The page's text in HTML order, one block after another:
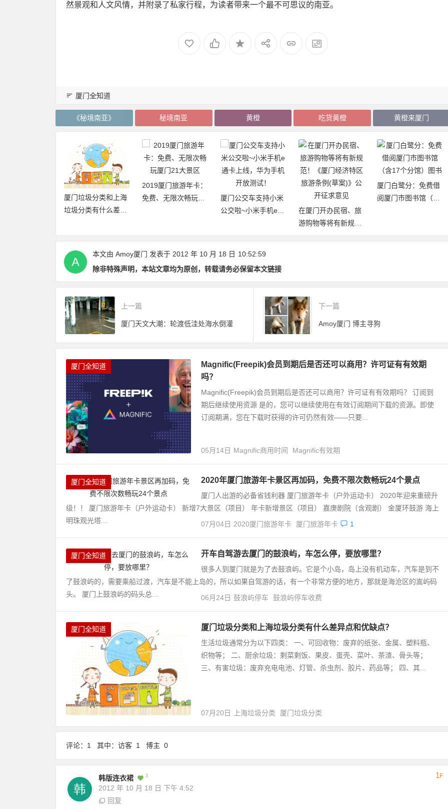
然景观和人文风情，并附录了私家行程，为读者带来一个最不可思议的南亚。
厦门全知道
《秘境南亚》 秘境南亚 黄橙 吃货黄橙 黄橙来厦门
厦门垃圾分类和上海
垃圾分类有什么差异
2019厦门旅游年卡：
免费、无限次畅玩厦
厦门公交车支持小米
公交啦~小米手机e通
放测试！
在厦门开办民宿、旅
游购物等将有新规
范！《厦门经济特区
厦门白鹭分：免费借
阅厦门市图书馆（含
本文由 Amoy厦门 发表于 2012 年 10 月 18 日 10:52:59
除非特殊声明，本站文章均为原创，转载请务必保留本文链接
上一篇
厦门天文大潮：轮渡低洼处海水倒灌
下一篇
Amoy厦门 博主寻狗
厦门全知道
Magnific(Freepik)会员到期后是否还可以商用？许可证有有效期
吗？
Magnific(Freepik)会员到期后是否还可以商用？许可证有有效期吗？ 订阅到
期后继续使用资源 是的，您可以继续使用在有效订阅期间下载的资源。即使
订阅期满，您在下载时获得的许可仍然有效——只要...
05月14日 Magnific商用时间 Magnific有效期
厦门全知道 2020年厦门旅游年卡景区再加码，免费不限次数畅玩24个景点
厦门人出游的必备省钱利器 厦门旅游年卡（户外运动卡） 2020年迎来重磅升
级！！ 厦门旅游年卡（户外运动卡） 新增7大景区（项目） 年卡新增景区（项目） 嘉庚剧院（含观剧） 金厦环鼓游 海上
明珠观光塔...
07月04日 2020厦门旅游年卡 厦门旅游年卡 1
厦门全知道 开车自驾游去厦门的鼓浪屿，车怎么停，要放哪里？
很多人到厦门就是为了去鼓浪屿。它是个小岛，岛上没有机动车，汽车是到不
了鼓浪屿的，需要乘船过渡，汽车是不能上岛的，所以如果自驾游的话，有一个非常方便的地方，那就是海沧区的嵩屿码
头。 厦门上鼓浪屿的码头总...
06月24日 鼓浪屿停车 鼓浪屿停车收费
厦门全知道 厦门垃圾分类和上海垃圾分类有什么差异点和优缺点？
生活垃圾通常分为以下四类： 一、可回收物：废弃的纸张、金属、塑料瓶、
织物等； 二、厨余垃圾：剩菜剩饭、果皮、蛋壳、菜叶、茶渣、骨头等；
三、有害垃圾：废弃充电电池、灯管、杀虫剂、胶片、药品等； 四、其...
07月20日 上海垃圾分类 厦门垃圾分类
评论：1 其中：访客 1 博主 0
韩版连衣裙 3
2012 年 10 月 18 日 下午 4:52
1F
回复